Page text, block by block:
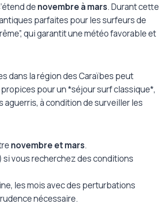
de novembre à mars. Durant cette
parfaites pour les surfeurs de
qui garantit une météo favorable et
dans la région des Caraïbes peut
pour un *séjour surf classique*,
à condition de surveiller les
novembre et mars.
vous recherchez des conditions
les mois avec des perturbations
nécessaire.